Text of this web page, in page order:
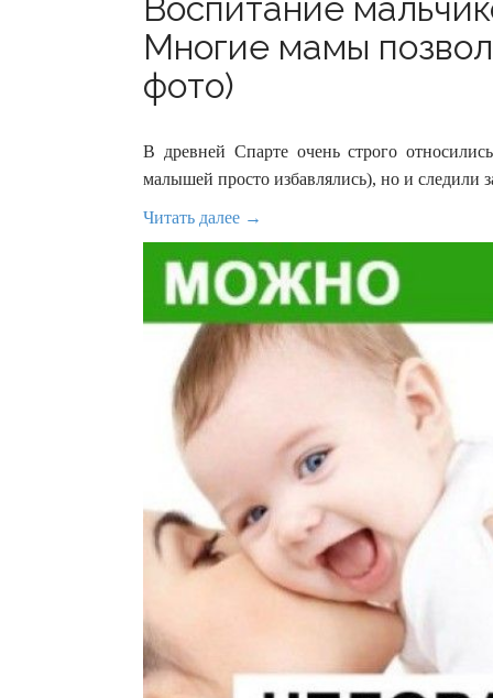
Воспитание
Многие мамы
фото)
В древней Спарте очень строго
малышей просто избавлялись), но и следили
Читать далее →